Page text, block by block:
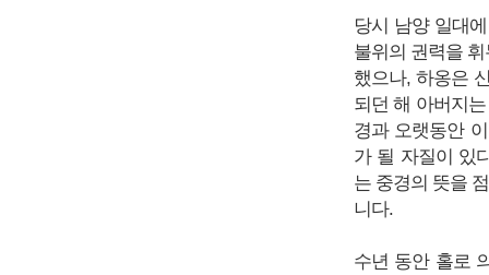
당시 남양 일대
불위의 권력을
했으나, 하옹은
되던 해 아버지
경과 오랫동안
가 될 자질이 있
는 중경의 뜻을
니다.
수년 동안 홀로